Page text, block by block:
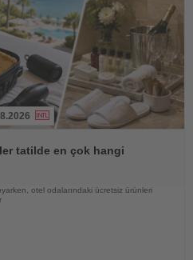
tatilde en çok hangi
otel odalarındaki ücretsiz ürünleri